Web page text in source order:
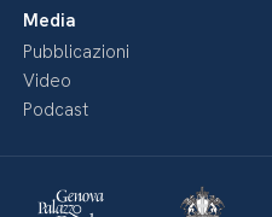
Media
Pubblicazioni
Video
Podcast